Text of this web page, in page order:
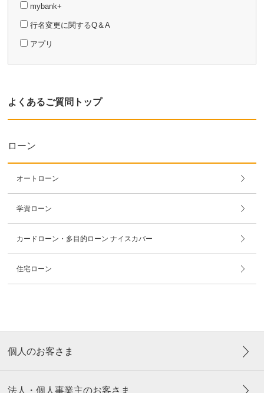
mybank+
行名変更に関するQ＆A
アプリ
よくあるご質問トップ
ローン
オートローン
学資ローン
カードローン・多目的ローン ナイスカバー
住宅ローン
個人のお客さま
法人・個人事業主のお客さま